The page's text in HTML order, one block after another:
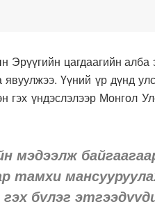
Эрүүгийн цагдаагийн
явуулжээ. Үүний үр дүнд
гэх үндэслэлээр Монгол
мэдээлж
тамхи
бүлэг